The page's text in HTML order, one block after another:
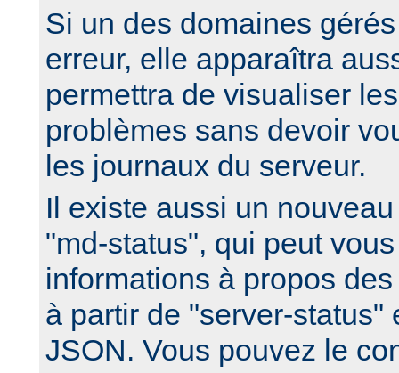
Si un des domaines
erreur, elle apparaîtra
permettra de visualiser
problèmes sans devoir
les journaux du serveur.
Il existe aussi un
"md-status", qui peut
informations à propos
à partir de "server-status"
JSON. Vous pouvez le